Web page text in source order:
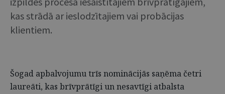
kas strādā ar ieslodzītajiem vai probācijas
klientiem.
Šogad apbalvojumu trīs nominācijās saņēma četri
laureāti, kas brīvprātīgi un nesavtīgi atbalsta